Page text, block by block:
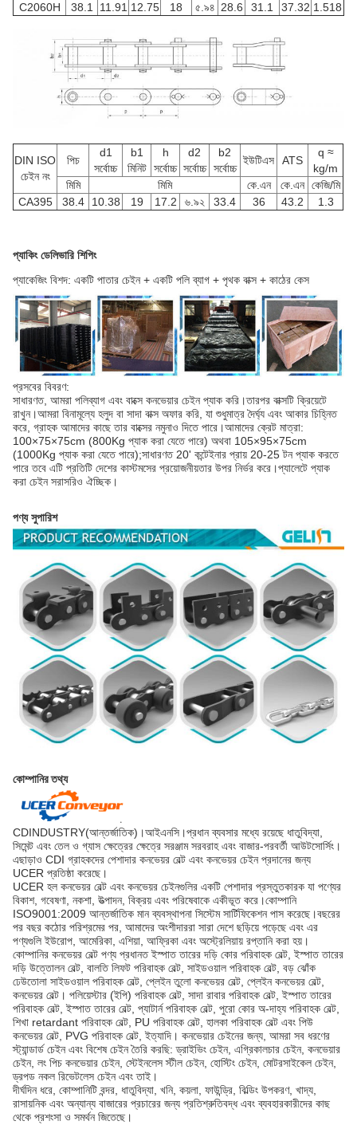
C2060H
38.1 11.91 12.75 18 ৫.৯৪ 28.6 31.1 37.32 1.518
DIN ISO
চেইন নং
পিচ
d1
সর্বোচ্চ
b1
মিনিট
h
সর্বোচ্চ
d2
সর্বোচ্চ
b2
সর্বোচ্চ
ইউটিএস ATS
q ≈
kg/m
মিমি
মিমি কে.এন কে.এন কেজি/মি
CA395
38.4 10.38 19 17.2 ৬.৯২ 33.4 36 43.2 1.3
প্যাকিং ডেলিভারি শিপিং
প্যাকেজিং বিশদ: একটি পাতার চেইন + একটি পলি ব্যাগ + পৃথক বাক্স + কাঠের কেস
প্রসবের বিবরণ:
সাধারণত, আমরা পলিব্যাগ এবং বাক্সে কনভেয়ার চেইন প্যাক করি।তারপর বাক্সটি ক্রিয়েটে
রাখুন।আমরা বিনামূল্যে হলুদ বা সাদা বাক্স অফার করি, যা শুধুমাত্র দৈর্ঘ্য এবং আকার চিহ্নিত
করে, গ্রাহক আমাদের কাছে তার বাক্সের নমুনাও দিতে পারে।আমাদের ক্রেট মাত্রা:
100×75×75cm (800Kg প্যাক করা যেতে পারে) অথবা 105×95×75cm
(1000Kg প্যাক করা যেতে পারে);সাধারণত 20' কন্টেইনার প্রায় 20-25 টন প্যাক করতে
পারে তবে এটি প্রতিটি দেশের কাস্টমসের প্রয়োজনীয়তার উপর নির্ভর করে।প্যালেটে প্যাক
করা চেইন সরাসরিও ঐচ্ছিক।
পণ্য সুপারিশ
কোম্পানির তথ্য
CDINDUSTRY(আন্তর্জাতিক)।আইএনসি।প্রধান ব্যবসার মধ্যে রয়েছে ধাতুবিদ্যা,
সিমেন্ট এবং তেল ও গ্যাস ক্ষেত্রের ক্ষেত্রে সরঞ্জাম সরবরাহ এবং বাজার-পরবর্তী আউটসোর্সিং।
এছাড়াও CDI গ্রাহকদের পেশাদার কনভেয়র বেল্ট এবং কনভেয়র চেইন প্রদানের জন্য
UCER প্রতিষ্ঠা করেছে।
UCER হল কনভেয়র বেল্ট এবং কনভেয়র চেইনগুলির একটি পেশাদার প্রস্তুতকারক যা পণ্যের
বিকাশ, গবেষণা, নকশা, উত্পাদন, বিক্রয় এবং পরিষেবাকে একীভূত করে।কোম্পানি
ISO9001:2009 আন্তর্জাতিক মান ব্যবস্থাপনা সিস্টেম সার্টিফিকেশন পাস করেছে।বছরের
পর বছর কঠোর পরিশ্রমের পর, আমাদের অংশীদাররা সারা দেশে ছড়িয়ে পড়েছে এবং এর
পণ্যগুলি ইউরোপ, আমেরিকা, এশিয়া, আফ্রিকা এবং অস্ট্রেলিয়ায় রপ্তানি করা হয়।
কোম্পানির কনভেয়র বেল্ট পণ্য প্রধানত ইস্পাত তারের দড়ি কোর পরিবাহক বেল্ট, ইস্পাত তারের
দড়ি উত্তোলন বেল্ট, বালতি লিফট পরিবাহক বেল্ট, সাইডওয়াল পরিবাহক বেল্ট, বড় ঝোঁক
ঢেউতোলা সাইডওয়াল পরিবাহক বেল্ট, প্লেইন তুলো কনভেয়র বেল্ট, প্লেইন কনভেয়র বেল্ট,
কনভেয়র বেল্ট। পলিয়েস্টার (ইপি) পরিবাহক বেল্ট, সাদা রাবার পরিবাহক বেল্ট, ইস্পাত তারের
পরিবাহক বেল্ট, ইস্পাত তারের বেল্ট, প্যাটার্ন পরিবাহক বেল্ট, পুরো কোর অ-দাহ্য পরিবাহক বেল্ট,
শিখা retardant পরিবাহক বেল্ট, PU পরিবাহক বেল্ট, হালকা পরিবাহক বেল্ট এবং পিউ
কনভেয়র বেল্ট, PVG পরিবাহক বেল্ট, ইত্যাদি। কনভেয়ার চেইনের জন্য, আমরা সব ধরণের
স্ট্যান্ডার্ড চেইন এবং বিশেষ চেইন তৈরি করছি: ড্রাইভিং চেইন, এগ্রিকালচার চেইন, কনভেয়ার
চেইন, লং পিচ কনভেয়ার চেইন, স্টেইনলেস স্টীল চেইন, হোস্টিং চেইন, মোটরসাইকেল চেইন,
ড্রপড নকল রিভেটলেস চেইন এবং তাই।
দীর্ঘদিন ধরে, কোম্পানিটি বন্দর, ধাতুবিদ্যা, খনি, কয়লা, ফাউন্ড্রি, বিল্ডিং উপকরণ, খাদ্য,
রাসায়নিক এবং অন্যান্য বাজারের প্রচারের জন্য প্রতিশ্রুতিবদ্ধ এবং ব্যবহারকারীদের কাছ
থেকে প্রশংসা ও সমর্থন জিতেছে।